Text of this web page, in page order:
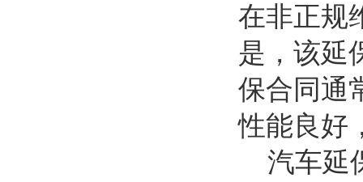
在非正规
是，该延
保合同通
性能良好
汽车延